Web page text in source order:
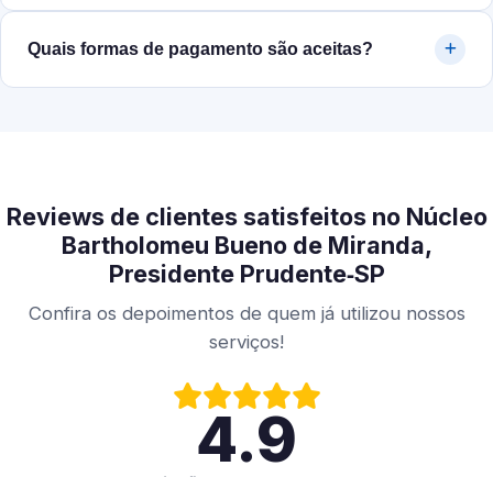
Quais formas de pagamento são aceitas?
Reviews de clientes satisfeitos no Núcleo
Bartholomeu Bueno de Miranda,
Presidente Prudente‑SP
Confira os depoimentos de quem já utilizou nossos
serviços!
4.9